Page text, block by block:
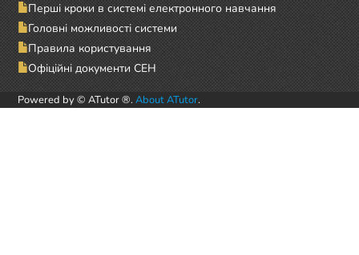
Перші кроки в системі електронного навчання
Головні можливості системи
Правила користування
Офіційні документи СЕН
Powered by © ATutor ®. About ATutor.